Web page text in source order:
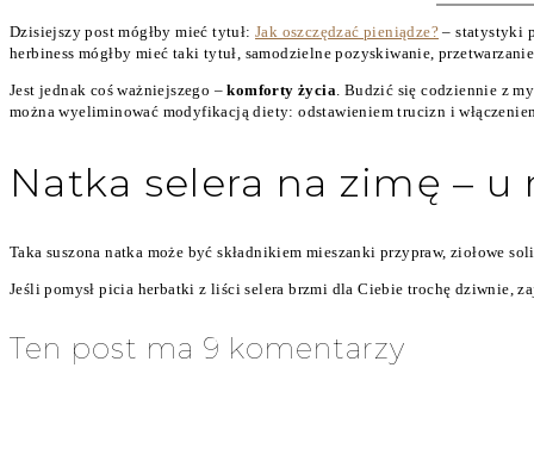
Dzisiejszy post mógłby mieć tytuł: Jak oszczędzać pieniądze? – statystyki
herbiness mógłby mieć taki tytuł, samodzielne pozyskiwanie,
Jest jednak coś ważniejszego – komforty życia . Budzić się codziennie z
można wyeliminować modyfikacją diety: odstawieniem trucizn i
Natka selera na zimę –
Taka suszona natka może być składnikiem mieszanki przypraw, ziołowe
Jeśli pomysł picia herbatki z liści selera brzmi dla Ciebie trochę dziwnie,
Ten post ma 9 komentarzy